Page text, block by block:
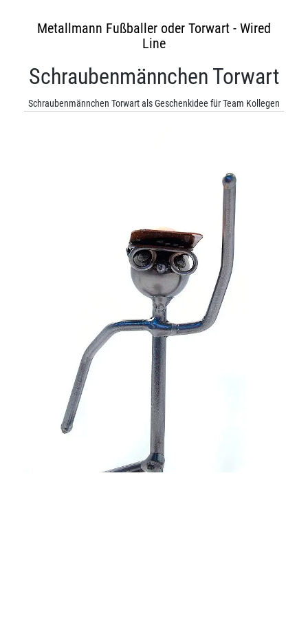
Metallmann Fußballer oder Torwart - Wired
Line
Schraubenmännchen Torwart
Schraubenmännchen Torwart als Geschenkidee für Team Kollegen